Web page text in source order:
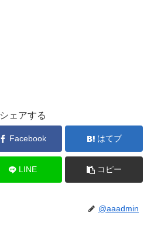
シェアする
Facebook はてブ
LINE コピー
@aaadmin